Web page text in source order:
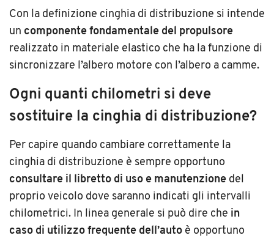
Con la definizione cinghia di distribuzione si intende
un componente fondamentale del propulsore
realizzato in materiale elastico che ha la funzione di
sincronizzare l’albero motore con l’albero a camme.
Ogni quanti chilometri si deve
sostituire la cinghia di distribuzione?
Per capire quando cambiare correttamente la
cinghia di distribuzione è sempre opportuno
consultare il libretto di uso e manutenzione del
proprio veicolo dove saranno indicati gli intervalli
chilometrici. In linea generale si può dire che in
caso di utilizzo frequente dell’auto è opportuno